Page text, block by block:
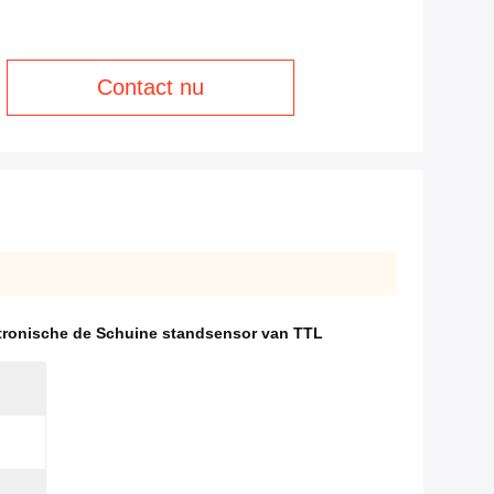
Contact nu
de Schuine standsensor van TTL